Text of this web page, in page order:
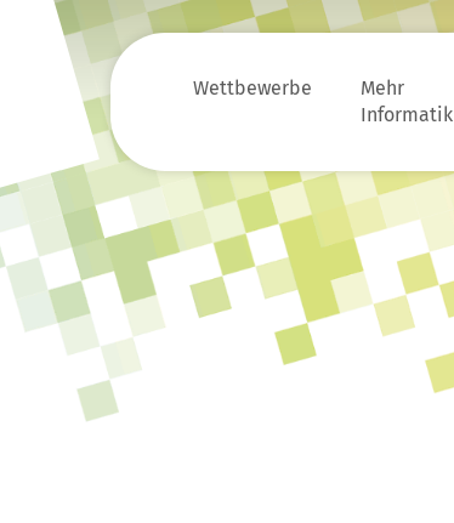
Wettbewerbe
Mehr
Informatik